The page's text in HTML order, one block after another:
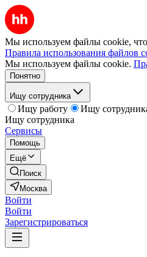
Мы используем файлы cookie,
Правила использования файлов
Мы используем файлы cookie.
Понятно
Ищу сотрудника
Ищу работу
Ищу
Ищу сотрудника
Сервисы
Помощь
Ещё
Поиск
Москва
Войти
Войти
Зарегистрироваться